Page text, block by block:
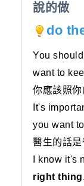
說的做
do
You should
want to
你應該照你
It's
you want
醫生的話是
I know it's
right thing